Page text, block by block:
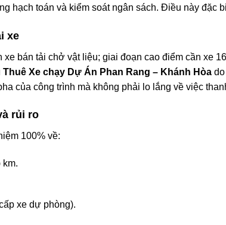
hạch toán và kiểm soát ngân sách. Điều này
xe
bán tải chở vật liệu; giai đoạn cao điểm cần xe
Thuê Xe chạy Dự Án Phan Rang – Khánh Hòa do
của công trình mà không phải lo lắng về việc
rủi ro
100% về:
km.
xe dự phòng).